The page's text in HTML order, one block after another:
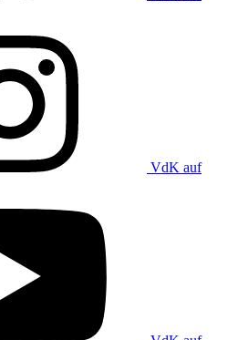
VdK auf